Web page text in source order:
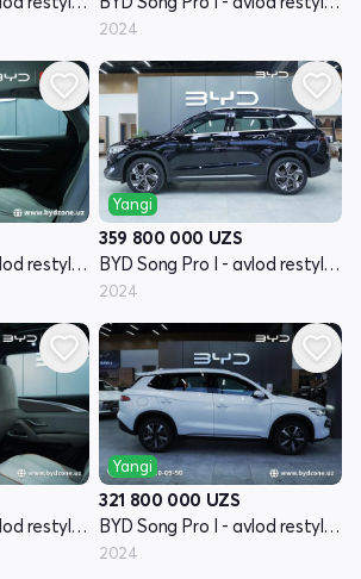
2024
BYD Song Pro I - avlod restyling
Yangi
359 800 000 UZS
BYD Song Pro I - avlod restyling
2024
BYD Song Pro I - avlod restyling
Yangi
321 800 000 UZS
BYD Song Pro I - avlod restyling
2024